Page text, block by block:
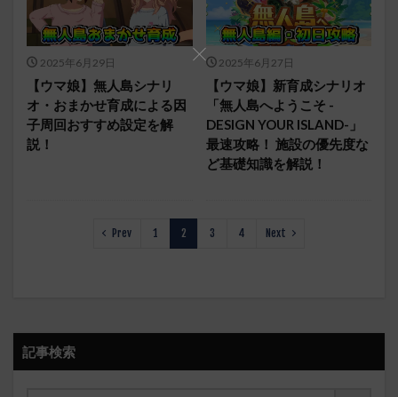
2025年6月29日
【ウマ娘】無人島シナリ
オ・おまかせ育成による因
子周回おすすめ設定を解
説！
2025年6月27日
【ウマ娘】新育成シナリオ
「無人島へようこそ -
DESIGN YOUR ISLAND-」
最速攻略！ 施設の優先度な
ど基礎知識を解説！
Prev 1 2 3 4 Next
記事検索